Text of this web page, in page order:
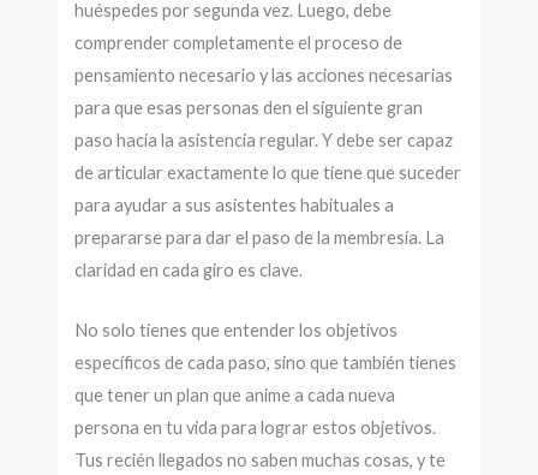
huéspedes por segunda vez. Luego, debe
comprender completamente el proceso de
pensamiento necesario y las acciones necesarias
para que esas personas den el siguiente gran
paso hacia la asistencia regular. Y debe ser capaz
de articular exactamente lo que tiene que suceder
para ayudar a sus asistentes habituales a
prepararse para dar el paso de la membresía. La
claridad en cada giro es clave.
No solo tienes que entender los objetivos
específicos de cada paso, sino que también tienes
que tener un plan que anime a cada nueva
persona en tu vida para lograr estos objetivos.
Tus recién llegados no saben muchas cosas, y te